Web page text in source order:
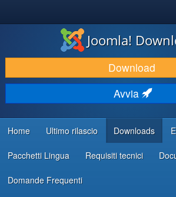
SCARICA & ESTENDI
SCOPRI & IMPARA
COMUNITÀ & SUPPORTO
RISORSE PER SVILUPPATORI
Joomla!
Download
Avvia
Home Ultimo rilascio Downloads
Pacchetti Lingua Requisiti tecnici
Domande Frequenti